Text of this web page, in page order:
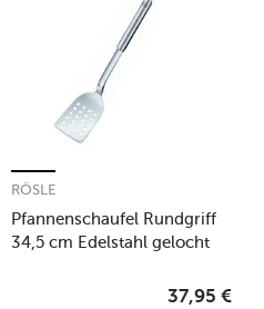
Pfannenschaufel Rundgriff
34,5 cm Edelstahl gelocht
RÖSLE
37,95 €